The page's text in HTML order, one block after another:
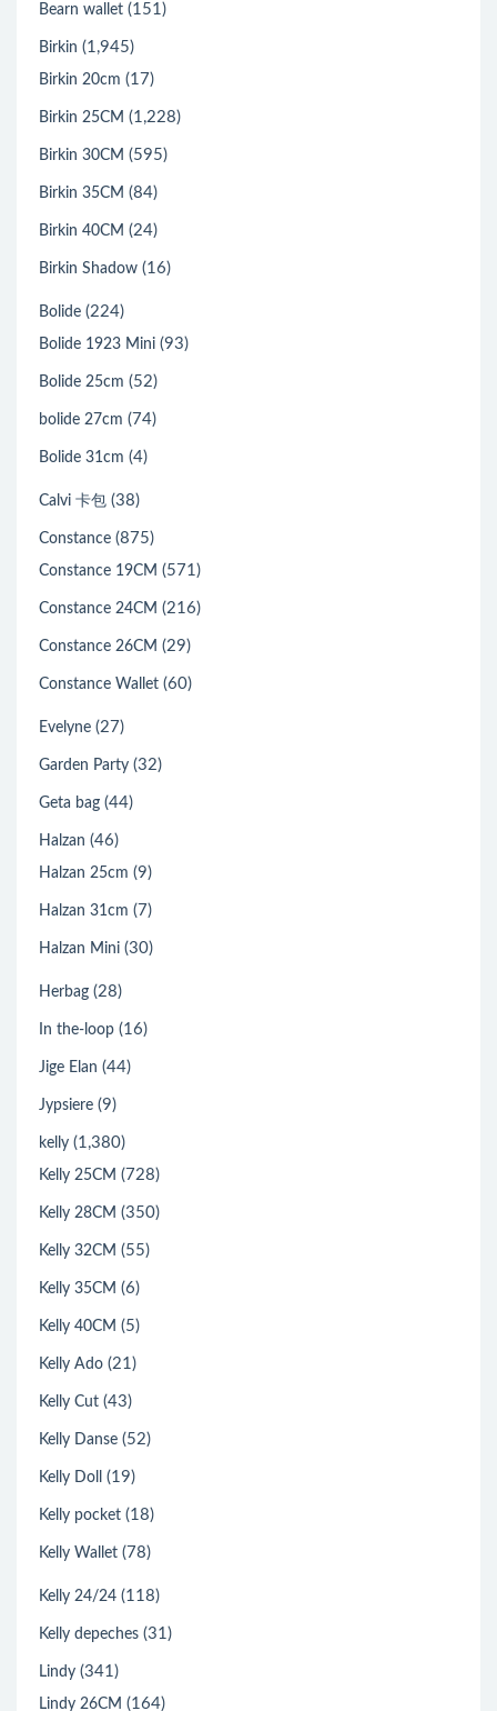
Bearn wallet (151)
Birkin (1,945)
Birkin 20cm (17)
Birkin 25CM (1,228)
Birkin 30CM (595)
Birkin 35CM (84)
Birkin 40CM (24)
Birkin Shadow (16)
Bolide (224)
Bolide 1923 Mini (93)
Bolide 25cm (52)
bolide 27cm (74)
Bolide 31cm (4)
Calvi 卡包 (38)
Constance (875)
Constance 19CM (571)
Constance 24CM (216)
Constance 26CM (29)
Constance Wallet (60)
Evelyne (27)
Garden Party (32)
Geta bag (44)
Halzan (46)
Halzan 25cm (9)
Halzan 31cm (7)
Halzan Mini (30)
Herbag (28)
In the-loop (16)
Jige Elan (44)
Jypsiere (9)
kelly (1,380)
Kelly 25CM (728)
Kelly 28CM (350)
Kelly 32CM (55)
Kelly 35CM (6)
Kelly 40CM (5)
Kelly Ado (21)
Kelly Cut (43)
Kelly Danse (52)
Kelly Doll (19)
Kelly pocket (18)
Kelly Wallet (78)
Kelly 24/24 (118)
Kelly depeches (31)
Lindy (341)
Lindy 26CM (164)